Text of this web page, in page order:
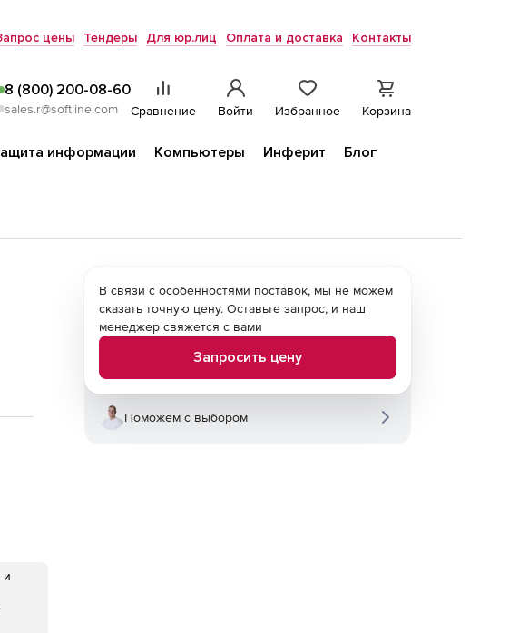
цены Тендеры Для юр.лиц Оплата и доставка Контакты
8 (800) 200-08-60
sales.r@softline.com Сравнение Войти Избранное Корзина
информации Компьютеры Инферит
Блог
и
В связи с особенностями поставок, мы не можем
сказать точную цену. Оставьте запрос, и наш
менеджер свяжется с вами
Запросить цену
Поможем с выбором